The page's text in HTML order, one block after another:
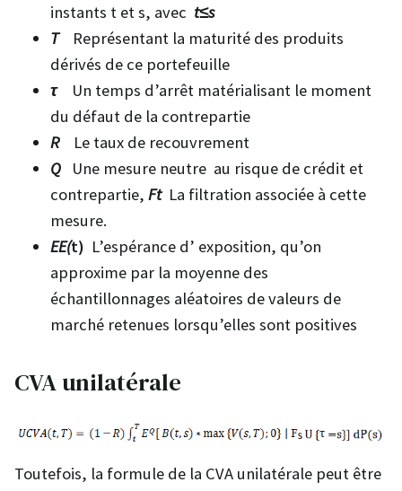
instants t et s, avec t≤s
TReprésentant la maturité des produits
dérivés de ce portefeuille
τUn temps d’arrêt matérialisant le moment
du défaut de la contrepartie
RLe taux de recouvrement
Q Une mesure neutre au risque de crédit et
contrepartie, Ft La filtration associée à cette
mesure.
EE(t) L’espérance d’ exposition, qu’on
approxime par la moyenne des
échantillonnages aléatoires de valeurs de
marché retenues lorsqu’elles sont positives
CVA unilatérale
Toutefois, la formule de la CVA unilatérale peut être